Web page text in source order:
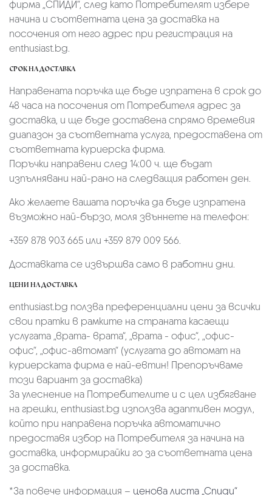
фирмa „СПИДИ“, след като Потребителят избере
начина и съответната цена за доставка на
посочения от него адрес при регистрация на
enthusiast.bg.
СРОК НА ДОСТАВКА
Направената поръчка ще бъде изпратена в срок до
48 часа на посочения от Потребителя адрес за
доставка, и ще бъде доставена спрямо времевия
диапазон за съответната услуга, предоставена от
съответната куриерска фирма.
Поръчки направени след 14:00 ч. ще бъдат
изпълнявани най-рано на следващия работен ден.
Ако желаете вашата поръчка да бъде изпратена
възможно най-бързо, моля звъннете на телефон:
+359 878 903 665 или +359 879 009 566.
Доставката се извършва само в работни дни.
ЦЕНИ НА ДОСТАВКА
enthusiast.bg ползва преференциални цени за всички
свои пратки в рамките на страната касаещи
услугата „врата- врата“, „врата - офис“, „oфис-
офис“, „офис-автомат“ (услугата до автомат на
куриерската фирма е най-евтин! Препоръчваме
този вариант за доставка)
За улеснение на Потребителите и с цел избягване
на грешки, enthusiast.bg използва адаптивен модул,
който при направена поръчка автоматично
предоставя избор на Потребителя за начина на
доставка, информирайки го за съответната цена
за доставка.
*За повече информация – ценова листа „Спиди“